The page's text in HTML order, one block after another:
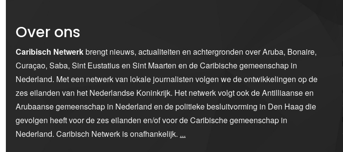
Over ons
Caribisch Netwerkbrengt nieuws, actualiteiten en achtergronden over Aruba, Bonaire,
Curaçao, Saba, Sint Eustatius en Sint Maarten en de Caribische gemeenschap in
Nederland. Met een netwerk van lokale journalisten volgen we de ontwikkelingen op de
zes eilanden van het Nederlandse Koninkrijk. Het netwerk volgt ook de Antilliaanse en
Arubaanse gemeenschap in Nederland en de politieke besluitvorming in Den Haag die
gevolgen heeft voor de zes eilanden en/of voor de Caribische gemeenschap in
Nederland. Caribisch Netwerk is onafhankelijk. ...